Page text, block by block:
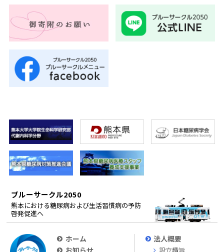
ブルーサークル2050
熊本における糖尿病および生活習慣病の予防
啓発促進へ
ホーム
法人概要